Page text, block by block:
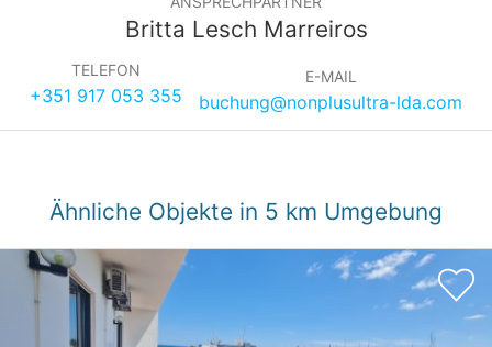
Britta Lesch Marreiros
TELEFON
+351 917 053 355
E-MAIL
buchung@nonplusultra-lda.com
Ähnliche Objekte in 5 km Umgebung